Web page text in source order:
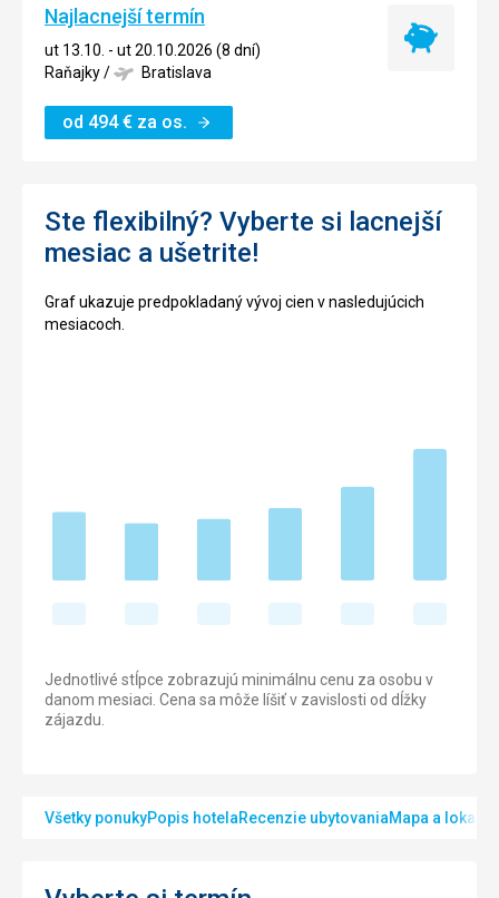
Najlacnejší termín
ut 13.10. - ut 20.10.2026 (8 dní)
Raňajky/ Bratislava
od 494 € za os.
Najlacnejší
Ste flexibilný? Vyberte si lacnejší
mesiac a ušetrite!
Graf ukazuje predpokladaný vývoj cien v nasledujúcich
mesiacoch.
Jednotlivé stĺpce zobrazujú minimálnu cenu za osobu v
danom mesiaci. Cena sa môže líšiť v zavislosti od dĺžky
zájazdu.
Všetky ponukyPopis hotelaRecenzie ubytovaniaMapa a lokalita